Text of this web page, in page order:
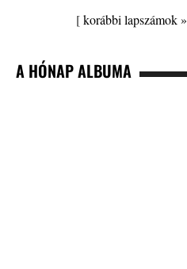
[korábbi lapszámok »
A HÓNAP ALBUMA